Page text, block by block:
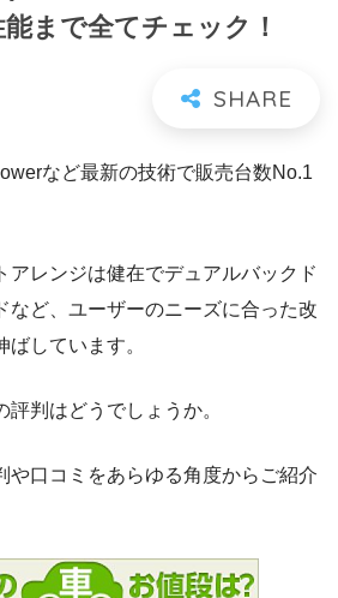
まで全てチェック！
など最新の技術で販売台数No.1
アレンジは健在でデュアルバックド
など、ユーザーのニーズに合った改
しています。
判はどうでしょうか。
や口コミをあらゆる角度からご紹介